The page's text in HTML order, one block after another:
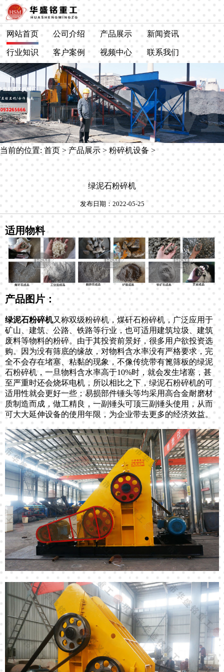
网站首页 公司介绍 产品展示 新闻资讯
行业知识 客户案例 视频中心 联系我们
当前的位置: 首页 >产品展示 > 粉碎机设备 >
绿泥石粉碎机
发布日期：2022-05-25
适用物料
产品图片：
绿泥石粉碎机又称双级粉碎机，煤矸石粉碎机，广泛应用于
矿山、建筑、公路、铁路等行业，也可适用建筑垃圾、建筑
废料等物料的粉碎。由于其投资前景好，很多用户欲投资选
购。因为没有筛底的缘故，对物料含水率没有严格要求，完
全不会存在堵塞、粘黏的现象，不像传统带有篦筛板的绿泥
石粉碎机，一旦物料含水率高于10%时，就会发生堵塞，甚
至严重时还会烧坏电机，所以相比之下，绿泥石粉碎机的可
适用性就会更好一些；易损部件锤头等均采用高合金耐磨材
质制造而成，做工精良，一副锤头可顶三副锤头使用，从而
可大大延伸设备的使用年限，为企业带去更多的经济效益。